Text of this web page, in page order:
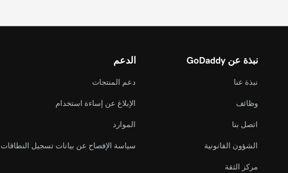
نبذة عن GoDaddy
نبذة عنا
وظائف
اتصل بنا
الشؤون القانونية
مركز الثقة
الدعم
دعم المنتجات
الإبلاغ عن إساءة استخدام
الموارد
سياسة الإفصاح عن بيانات تسجيل النطاقات